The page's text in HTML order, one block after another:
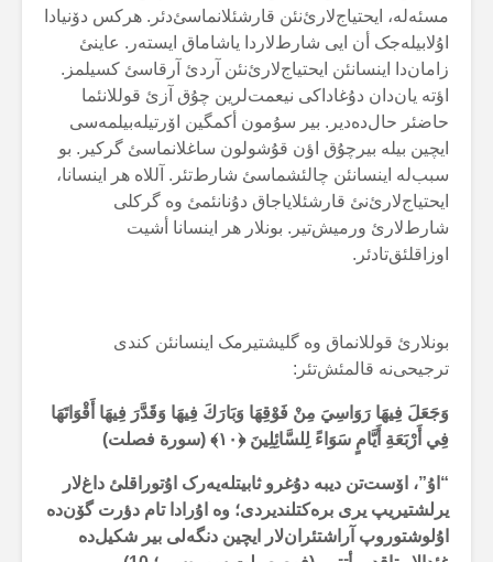
مسئەلە، ایحتیاج‌لارئ‌نئن قارشئلانماسئ‌دئر. هرکس دۆنیادا
اۇلابیلەجک أن ایی شارط‌لاردا یاشاماق ایستەر. عاینئ
زامان‌دا اینسانئن ایحتیاج‌لارئ‌نئن آردئ آرقاسئ کسیلمز.
اؤتە یان‌دان دۇغاداکی نیعمت‌لرین چۇق آزئ قوللانئما
حاضئر حال‌دەدیر. بیر سۇمون أکمگین اۆرتیلەبیلمەسی
ایچین بیلە بیرچۇق اؤن قۇشولون ساغلانماسئ گرکیر. بو
سبب‌لە اینسانئن چالئشماسئ شارط‌تئر. آللاە هر اینسانا،
ایحتیاج‌لارئ‌نئ قارشئلایاجاق دۇنانئمئ وە گرکلی
شارط‌لارئ ورمیش‌تیر. بونلار هر اینسانا أشیت
اوزاقلئق‌تادئر.
بونلارئ قوللانماق وە گلیشتیرمک اینسانئن کندی
ترجیحی‌نە قالمئش‌تئر:
وَجَعَلَ فِيهَا رَوَاسِيَ مِنْ فَوْقِهَا وَبَارَكَ فِيهَا وَقَدَّرَ فِيهَا أَقْوَاتَهَا
فِي أَرْبَعَةِ أَيَّامٍ سَوَاءً لِلسَّائِلِينَ ﴿۱۰﴾ (سورة فصلت)
“اۇ”، اۆست‌تن دیبە دۇغرو ثابیتلەیەرک اۇتوراقلئ داغ‌لار
یرلشتیریپ یری برەکتلندیردی؛ وە اۇرادا تام دؤرت گۆن‌دە
اۇلوشتوروپ آراشتئران‌لار ایچین دنگەلی بیر شکیل‌دە